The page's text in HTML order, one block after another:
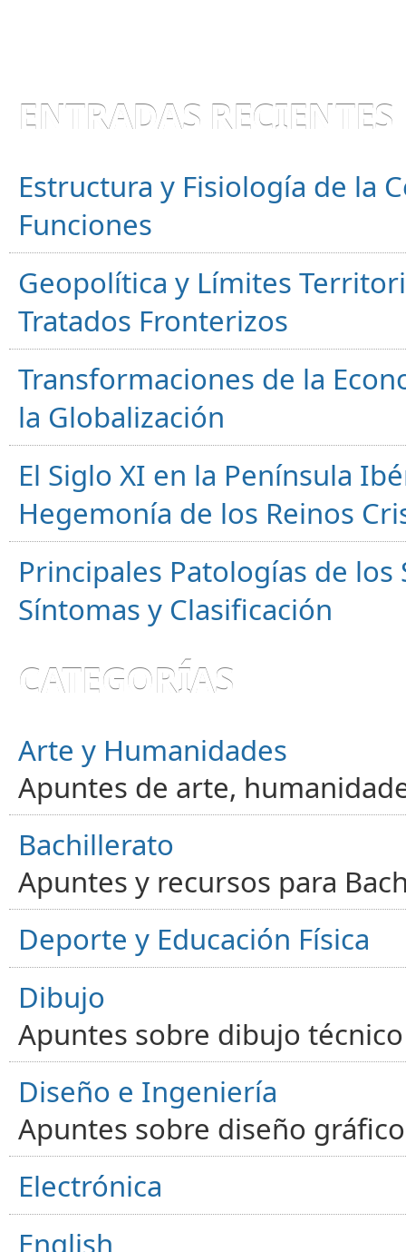
ENTRADAS RECIENTES
Estructura y Fisiología de la
Funciones
Geopolítica y Límites
Tratados Fronterizos
Transformaciones de la
la Globalización
El Siglo XI en la Península
Hegemonía de los Reinos
Principales Patologías de
Síntomas y Clasificación
CATEGORÍAS
Arte y Humanidades
Apuntes de arte,
Bachillerato
Apuntes y recursos para
Deporte y Educación Física
Dibujo
Apuntes sobre dibujo
Diseño e Ingeniería
Apuntes sobre diseño
Electrónica
English